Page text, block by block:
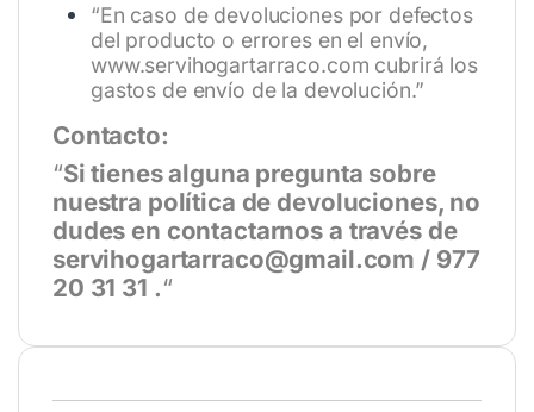
“En caso de devoluciones por defectos
del producto o errores en el envío,
www.servihogartarraco.com cubrirá los
gastos de envío de la devolución.”
Contacto:
“Si tienes alguna pregunta sobre
nuestra política de devoluciones, no
dudes en contactarnos a través de
servihogartarraco@gmail.com / 977
20 31 31 .“